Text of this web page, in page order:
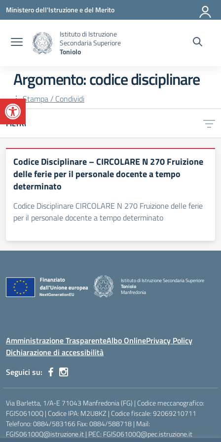
Apri la barra degli strumenti
Vai ai contenuti
Vai al menu di navigazione
Vai al footer
Ministero dell'Istruzione e del Merito
Istituto di Istruzione
Secondaria Superiore
Toniolo
Argomento: codice disciplinare
Stampa / Condividi
FILTRI
Codice Disciplinare – CIRCOLARE N 270 Fruizione
delle ferie per il personale docente a tempo
determinato
Codice Disciplinare CIRCOLARE N 270 Fruizione delle ferie
per il personale docente a tempo determinato
Istituto di Istruzione Secondaria Superiore
Toniolo
Manfredonia
Amministrazione TrasparenteAlbo OnlinePrivacy Policy
Dichiarazione di accessibilità
Seguici su:
Via Barletta, 1/A-E 71043 Manfredonia (FG) | Codice meccanografico:
FGIS06100Q | Codice IPA: M2U8KZ | Codice fiscale: 92069210711
Telefono: 0884/583166 Fax: 0884/588718 | Mail:
FGIS06100Q@istruzione.it | PEC: FGIS06100Q@pec.istruzione.it